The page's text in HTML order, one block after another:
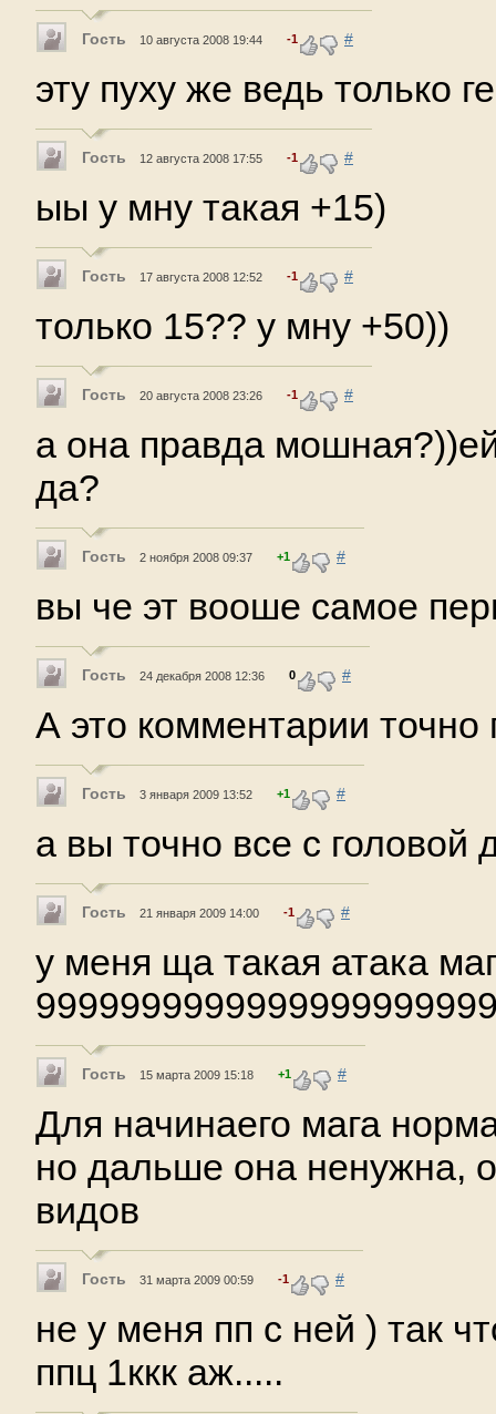
Гость 10 августа 2008 19:44 -1 #
эту пуху же ведь только
Гость 12 августа 2008 17:55 -1 #
ыы у мну такая +15)
Гость 17 августа 2008 12:52 -1 #
только 15?? у мну +50))
Гость 20 августа 2008 23:26 -1 #
а она правда
да?
Гость 2 ноября 2008 09:37 +1 #
вы че эт вооше самое
Гость 24 декабря 2008 12:36 0 #
А это комментарии точно
Гость 3 января 2009 13:52 +1 #
а вы точно все с головой
Гость 21 января 2009 14:00 -1 #
у меня ща такая атака
Гость 15 марта 2009 15:18 +1 #
Для начинаего мага
но дальше она ненужна,
видов
Гость 31 марта 2009 00:59 -1 #
не у меня пп с ней ) так
ппц 1ккк аж.....